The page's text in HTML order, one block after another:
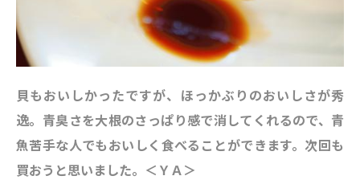
貝もおいしかったですが、ほっかぶりのおいしさが秀
逸。青臭さを大根のさっぱり感で消してくれるので、青
魚苦手な人でもおいしく食べることができます。次回も
買おうと思いました。＜ＹＡ＞